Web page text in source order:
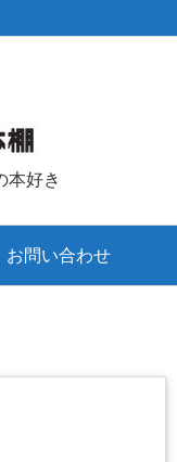
本好き
お問い合わせ